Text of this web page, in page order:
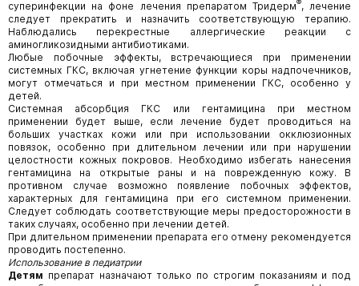
суперинфекции на фоне лечения препаратом Тридерм®, лечение
следует прекратить и назначить соответствующую терапию.
Наблюдались перекрестные аллергические реакции с
аминогликозидными антибиотиками.
Любые побочные эффекты, встречающиеся при применении
системных ГКС, включая угнетение функции коры надпочечников,
могут отмечаться и при местном применении ГКС, особенно у
детей.
Системная абсорбция ГКС или гентамицина при местном
применении будет выше, если лечение будет проводиться на
больших участках кожи или при использовании окклюзионных
повязок, особенно при длительном лечении или при нарушении
целостности кожных покровов. Необходимо избегать нанесения
гентамицина на открытые раны и на поврежденную кожу. В
противном случае возможно появление побочных эффектов,
характерных для гентамицина при его системном применении.
Следует соблюдать соответствующие меры предосторожности в
таких случаях, особенно при лечении детей.
При длительном применении препарата его отмену рекомендуется
проводить постепенно.
Использование в педиатрии
Детям препарат назначают только по строгим показаниям и под